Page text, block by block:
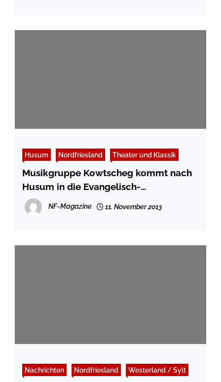
Husum Nordfriesland Theater und Klassik
Musikgruppe Kowtscheg kommt nach
Husum in die Evangelisch-
freikirchliche Gemeinde
NF-Magazine 11. November 2013
Nachrichten Nordfriesland Westerland / Sylt